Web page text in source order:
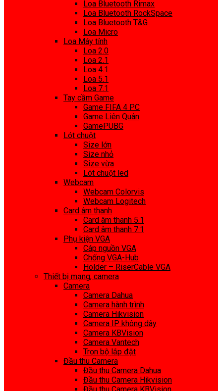
Loa Bluetooth Rimax
Loa Bluetooth RockSpace
Loa Bluetooth T&G
Loa Micro
Loa Máy tính
Loa 2.0
Loa 2.1
Loa 4.1
Loa 5.1
Loa 7.1
Tay cầm Game
Game FIFA 4 PC
Game Liên Quân
GamePUBG
Lót chuột
Size lớn
Size nhỏ
Size vừa
Lót chuột led
Webcam
Webcam Colorvis
Webcam Logitech
Card âm thanh
Card âm thanh 5.1
Card âm thanh 7.1
Phụ kiện VGA
Cáp nguồn VGA
Chống VGA-Hub
Holder – RiserCable VGA
Thiết bị mạng, camera
Camera
Camera Dahua
Camera hành trình
Camera Hikvision
Camera IP không dây
Camera KBVision
Camera Vantech
Trọn bộ lắp đặt
Đầu thu Camera
Đầu thu Camera Dahua
Đầu thu Camera Hikvision